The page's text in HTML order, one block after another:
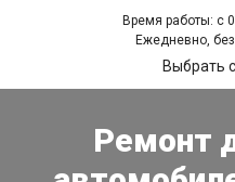
Время работы: с
Ежедневно,
Выбрать
Ремонт